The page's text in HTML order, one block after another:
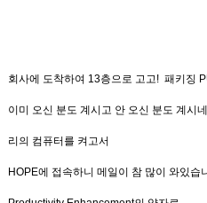
회사에 도착하여 13층으로 고고! 패키징
이미 오신 분도 계시고 안 오신 분도 계시
리의 컴퓨터를 켜고서
HOPE에 접속하니 메일이 참 많이 와있습